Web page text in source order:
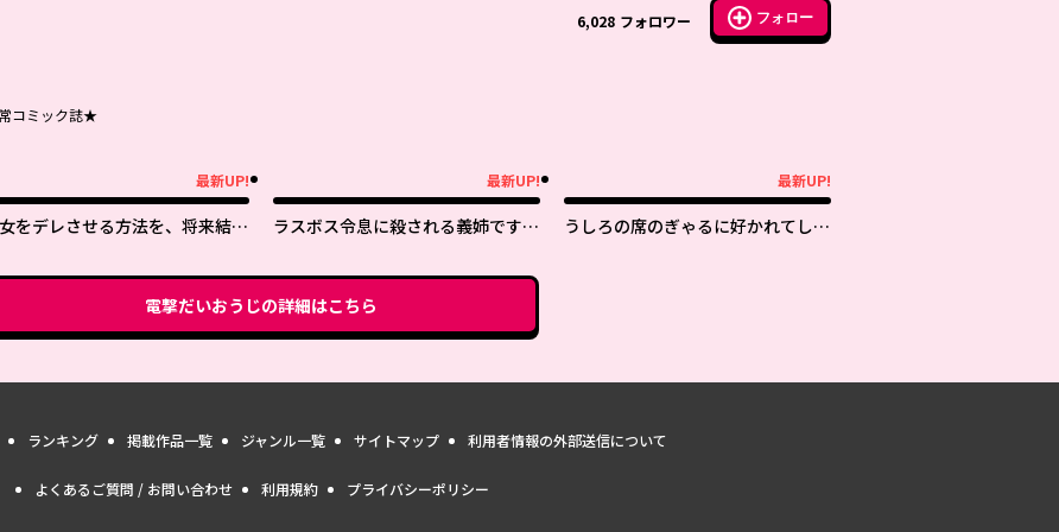
6,028 フォロワー フォロー
コミック誌★
最新UP!
をデレさせる方法を、将来結婚
最新UP!
ラスボス令息に殺される義姉です
た。
最新UP!
うしろの席のぎゃるに好かれてしま
電撃だいおうじの詳細はこちら
ランキング 掲載作品一覧 ジャンル一覧 サイトマップ 利用者情報の外部送信について
よくあるご質問 / お問い合わせ 利用規約 プライバシーポリシー